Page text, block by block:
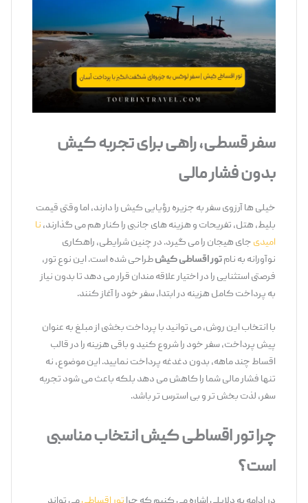
سفر قسطی، راهی برای تجربه کیش
بدون فشار مالی
خیلی ‌ها آرزوی سفر به جزیره رؤیایی کیش را دارند، اما وقتی قیمت
بلیط، هتل، تفریحات و هزینه ‌های جانبی را کنار هم می‌ گذارند،نا
جای هیجان را می ‌گیرد. در چنین شرایطی، راهکاری
نوآورانه به نام تور اقساطی کیشطراحی شده است. این نوع تور،
فرصتی استثنایی را در اختیار علاقه ‌مندان قرار می ‌دهد تا بدون نیاز
به پرداخت کامل هزینه در ابتدا، سفر خود را آغاز کنند.
با انتخاب این روش، می ‌توانید با پرداخت بخشی از مبلغ به ‌عنوان
پیش ‌پرداخت، سفر خود را شروع کنید و باقی هزینه را در قالب
اقساط چند ماهه، بدون دغدغه پرداخت نمایید. این موضوع، نه
‌تنها فشار مالی شما را کاهش می‌ دهد بلکه باعث می‌ شود تجربه
سفر، لذت ‌بخش ‌تر و بی ‌استرس ‌تر باشد.
چرا تور اقساطی کیش انتخاب مناسبی
است؟